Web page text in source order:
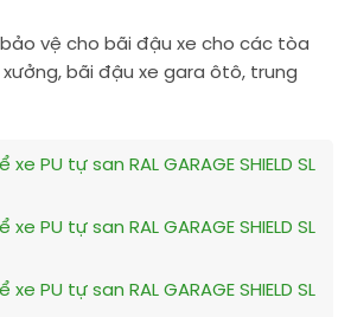
vệ cho bãi đậu xe cho các tòa
bãi đậu xe gara ôtô, trung
PU tự san RAL GARAGE SHIELD SL
PU tự san RAL GARAGE SHIELD SL
PU tự san RAL GARAGE SHIELD SL